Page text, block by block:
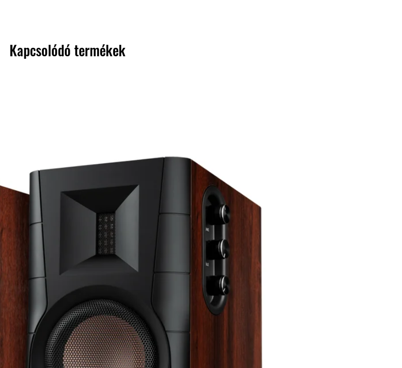
Kapcsolódó termékek